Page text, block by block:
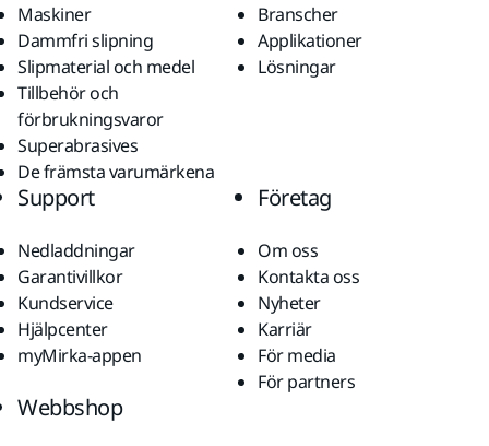
Maskiner
Dammfri slipning
Slipmaterial och medel
Tillbehör och
förbrukningsvaror
Superabrasives
De främsta varumärkena
Branscher
Applikationer
Lösningar
Support
Nedladdningar
Garantivillkor
Kundservice
Hjälpcenter
myMirka-appen
Företag
Om oss
Kontakta oss
Nyheter
Karriär
För media
För partners
Webbshop